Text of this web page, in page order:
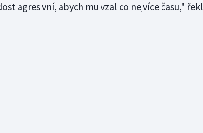
agresivní, abych mu vzal co nejvíce času," řekl